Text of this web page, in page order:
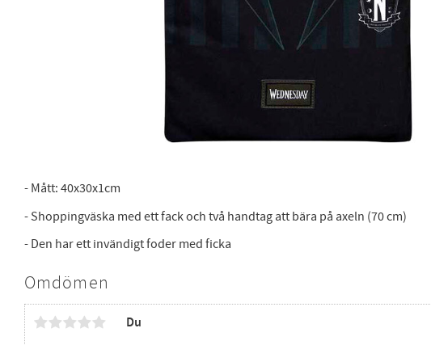
- Mått: 40x30x1cm
- Shoppingväska med ett fack och två handtag att bära på axeln (70 cm)
- Den har ett invändigt foder med ficka
Omdömen
Du